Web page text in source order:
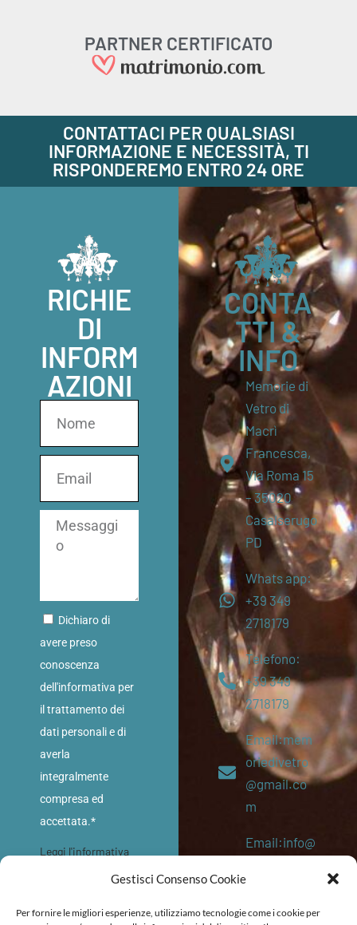
Gestisci Consenso Cookie
Per fornire le migliori esperienze, utilizziamo tecnologie come i cookie per
PARTNER CERTIFICATO
CONTATTACI PER QUALSIASI
INFORMAZIONE E NECESSITÀ, TI
RISPONDEREMO ENTRO 24 ORE
RICHIE
DI
INFORM
AZIONI
Dichiaro di
avere preso
conoscenza
dell'informativa per
il trattamento dei
dati personali e di
averla
integralmente
compresa ed
accettata.*
Leggi l'informativa
INVIA
CONTA
TTI &
INFO
Memorie di
Vetro di
Macrì
Francesca,
Via Roma 15
– 35020
Casalserugo
PD
Whats app:
+39 349
2718179
Telefono:
+39 349
2718179
Email:mem
oriedivetro
@gmail.co
m
Email:info@
etro.eu